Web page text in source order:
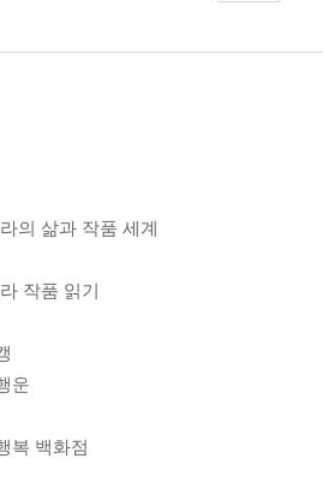
의 삶과 작품 세계
작품 읽기
운
복 백화점